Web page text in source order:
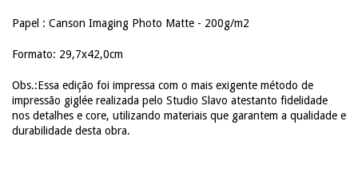
Papel : Canson Imaging Photo Matte - 200g/m2
Formato: 29,7x42,0cm
Obs.:Essa edição foi impressa com o mais exigente método de
impressão giglée realizada pelo Studio Slavo atestanto fidelidade
nos detalhes e core, utilizando materiais que garantem a qualidade e
durabilidade desta obra.